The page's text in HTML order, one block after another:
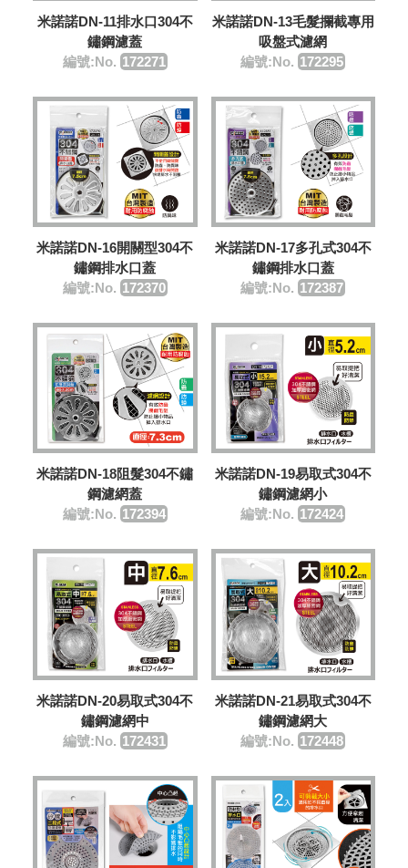
米諾諾DN-11排水口304不
鏽鋼濾蓋
編號:No. 172271
米諾諾DN-13毛髮攔截專用
吸盤式濾網
編號:No. 172295
米諾諾DN-16開關型304不
鏽鋼排水口蓋
編號:No. 172370
米諾諾DN-17多孔式304不
鏽鋼排水口蓋
編號:No. 172387
米諾諾DN-18阻髮304不鏽
鋼濾網蓋
編號:No. 172394
米諾諾DN-19易取式304不
鏽鋼濾網小
編號:No. 172424
米諾諾DN-20易取式304不
鏽鋼濾網中
編號:No. 172431
米諾諾DN-21易取式304不
鏽鋼濾網大
編號:No. 172448